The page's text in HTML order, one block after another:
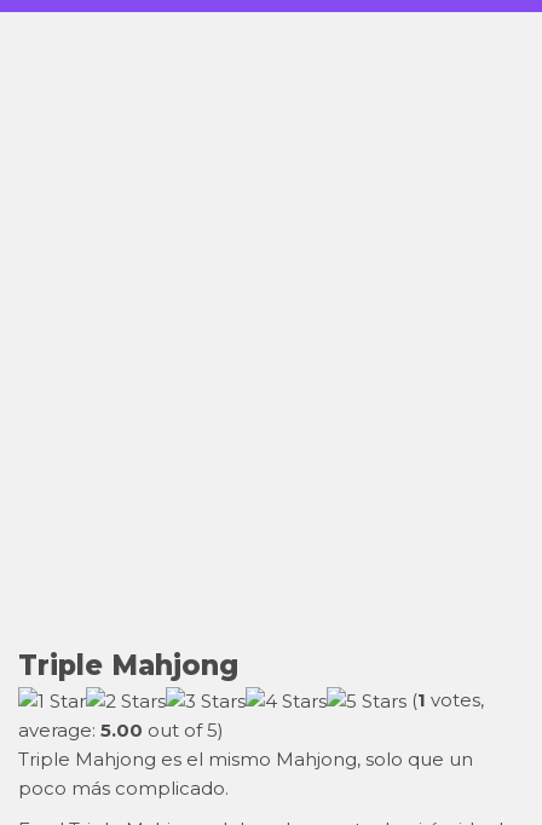
Triple Mahjong
(1 votes,
average: 5.00 out of 5)
Triple Mahjong es el mismo Mahjong, solo que un
poco más complicado.